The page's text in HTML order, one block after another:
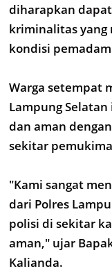
diharapkan
kriminalitas yang
kondisi
Warga setempat
Lampung
dan aman
sekitar
"Kami sangat
dari Polres
polisi di sekitar
aman," ujar
Kalianda.